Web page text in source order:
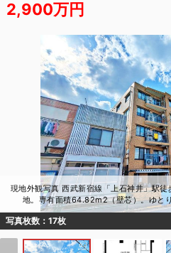
2,900万円
現地外観写真 西武新宿線「上石神井」駅
地。専有面積64.82m2（壁芯）。ゆと
写真枚数：17枚